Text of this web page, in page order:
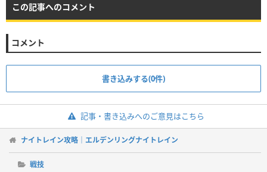
この記事へのコメント
コメント
書き込みする(0件)
記事・書き込みへのご意見はこちら
ナイトレイン攻略｜エルデンリングナイトレイン
戦技